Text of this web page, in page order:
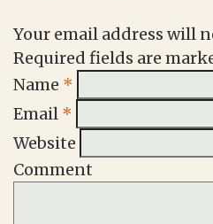
Your email address will
Required fields are
Name *
Email *
Website
Comment